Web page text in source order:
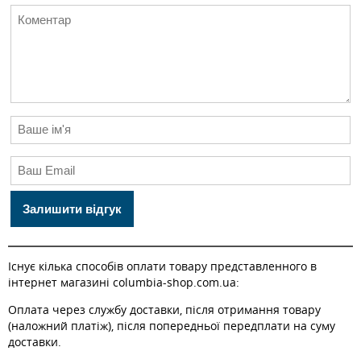
Залишити відгук
Існує кілька способів оплати товару представленного в
інтернет магазині columbia-shop.com.ua:
Оплата через службу доставки, після отримання товару
(наложний платіж), після попередньої передплати на суму
доставки.